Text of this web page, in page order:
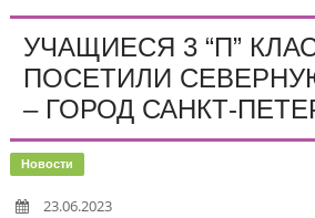
УЧАЩИЕСЯ 3 “П”
ПОСЕТИЛИ
– ГОРОД САНКТ-
Новости
23.06.2023